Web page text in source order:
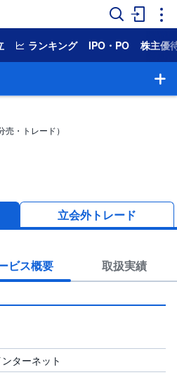
ランキング IPO・PO 株主優
売・トレード）
立会外トレード
ビス概要 取扱実績
ンターネット